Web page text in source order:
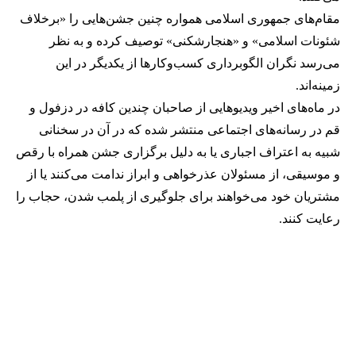
مقام‌های جمهوری اسلامی همواره چنین جشن‌هایی را «برخلاف
شئونات اسلامی» و «هنجارشکنی» توصیف کرده و به نظر
می‌رسد نگران الگوبرداری کسب‌وکارها از یکدیگر در این
زمینه‌اند.
در ماه‌های اخیر ویدیوهایی از صاحبان چندین کافه در دزفول و
قم در رسانه‌های اجتماعی منتشر شده که در آن در سخنانی
شبیه به اعتراف اجباری یا به دلیل برگزاری جشن همراه با رقص
و موسیقی، از مسئولان عذرخواهی و ابراز ندامت می‌کنند یا از
مشتریان خود می‌خواهند برای جلوگیری از پلمب شدن، حجاب را
رعایت کنند.